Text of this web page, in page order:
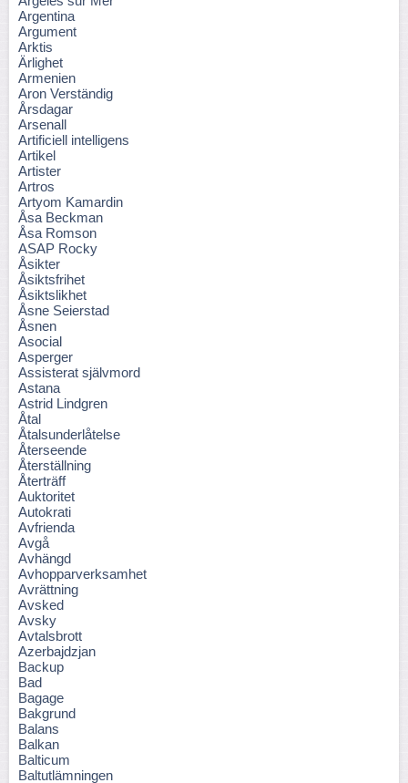
Argentina
Argument
Arktis
Ärlighet
Armenien
Aron Verständig
Årsdagar
Arsenall
Artificiell intelligens
Artikel
Artister
Artros
Artyom Kamardin
Åsa Beckman
Åsa Romson
ASAP Rocky
Åsikter
Åsiktsfrihet
Åsiktslikhet
Åsne Seierstad
Åsnen
Asocial
Asperger
Assisterat självmord
Astana
Astrid Lindgren
Åtal
Åtalsunderlåtelse
Återseende
Återställning
Återträff
Auktoritet
Autokrati
Avfrienda
Avgå
Avhängd
Avhopparverksamhet
Avrättning
Avsked
Avsky
Avtalsbrott
Azerbajdzjan
Backup
Bad
Bagage
Bakgrund
Balans
Balkan
Balticum
Baltutlämningen